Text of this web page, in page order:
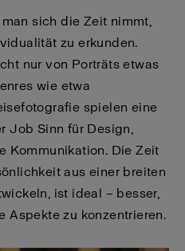
sich die Zeit nimmt,
zu erkunden.
nur von Porträts etwas
wie etwa
spielen eine
Job Sinn für Design,
Kommunikation. Die Zeit
aus einer breiten
ist ideal – besser,
Aspekte zu konzentrieren.